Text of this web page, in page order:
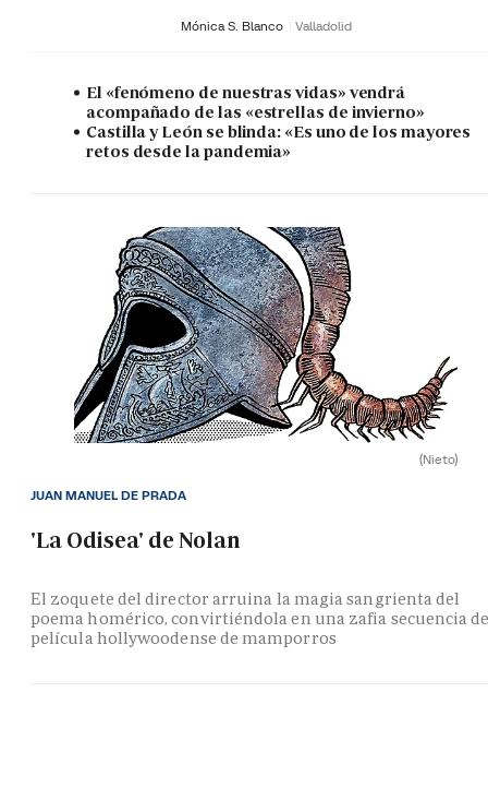
Mónica S. Blanco Valladolid
El «fenómeno de nuestras vidas» vendrá
acompañado de las «estrellas de invierno»
Castilla y León se blinda: «Es uno de los mayores
retos desde la pandemia»
(Nieto)
'La Odisea' de Nolan
El zoquete del director arruina la magia sangrienta del
poema homérico, convirtiéndola en una zafia secuencia
película hollywoodense de mamporros
JUAN MANUEL DE PRADA